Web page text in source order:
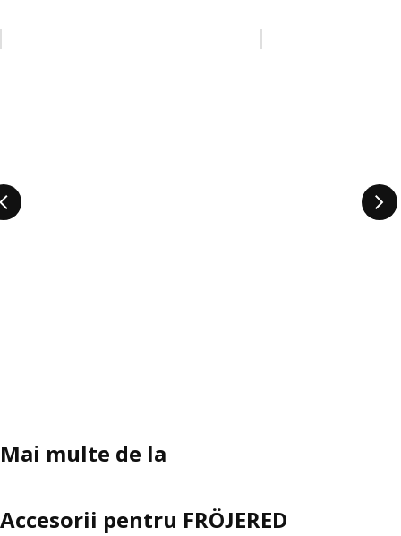
Mai multe de la
Accesorii pentru FRÖJERED